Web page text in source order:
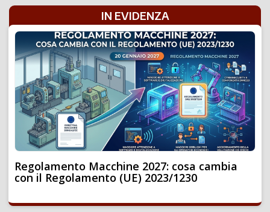
IN EVIDENZA
Regolamento Macchine 2027: cosa cambia
con il Regolamento (UE) 2023/1230